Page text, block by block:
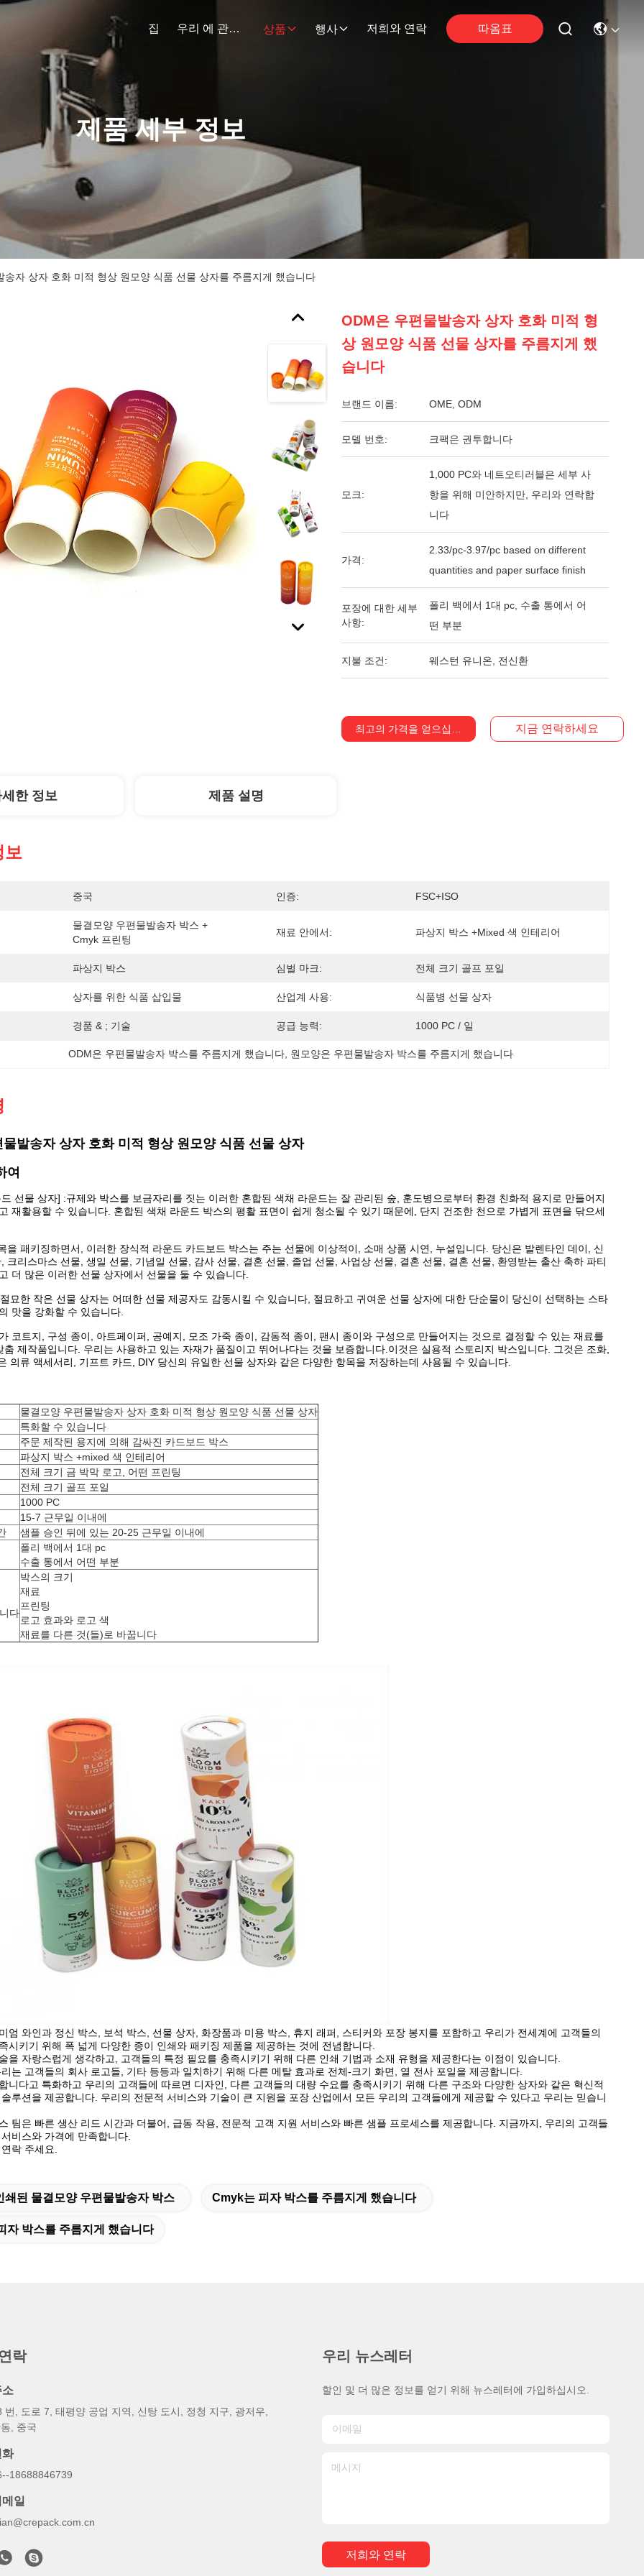
집 우리 에 관한 것 상품 행사 저희와 연락 따옴표
제품 세부 정보
송자 상자 호화 미적 형상 원모양 식품 선물 상자를 주름지게 했습니다
ODM은 우편물발송자 상자 호화 미적 형
상 원모양 식품 선물 상자를 주름지게 했
습니다
브랜드 이름: OME, ODM
모델 번호: 크팩은 권투합니다
모크:
1,000 PC와 네트오티러블은 세부 사
항을 위해 미안하지만, 우리와 연락합
니다
가격:
2.33/pc-3.97/pc based on different
quantities and paper surface finish
포장에 대한 세부
사항:
폴리 백에서 1대 pc, 수출 통에서 어
떤 부분
지불 조건: 웨스턴 유니온, 전신환
최고의 가격을 얻으십시오 지금 연락하세요
세한 정보 제품 설명
보
중국 인증: FSC+ISO
물결모양 우편물발송자 박스 +
Cmyk 프린팅
재료 안에서: 파상지 박스 +mixed 색 인테리어
파상지 박스 심벌 마크: 전체 크기 골프 포일
상자를 위한 식품 삽입물 산업계 사용: 식품병 선물 상자
경품 & ; 기술 공급 능력: 1000 PC / 일
ODM은 우편물발송자 박스를 주름지게 했습니다 원모양은 우편물발송자 박스를 주름지게 했습니다
발송자 상자 호화 미적 형상 원모양 식품 선물 상자
여
선물 상자] :규제와 박스를 보금자리를 짓는 이러한 혼합된 색채 라운드는 잘 관리된 숲, 훈도병으로부터 환경 친화적 용지로 만들어지
재활용할 수 있습니다. 혼합된 색채 라운드 박스의 평활 표면이 쉽게 청소될 수 있기 때문에, 단지 건조한 천으로 가볍게 표면을 닦으세
을 패키징하면서, 이러한 장식적 라운드 카드보드 박스는 주는 선물에 이상적이, 소매 상품 시연, 누설입니다. 당신은 발렌타인 데이, 신
크리스마스 선물, 생일 선물, 기념일 선물, 감사 선물, 결혼 선물, 졸업 선물, 사업상 선물, 결혼 선물, 결혼 선물, 환영받는 출산 축하 파티
더 많은 이러한 선물 상자에서 선물을 둘 수 있습니다.
묘한 작은 선물 상자는 어떠한 선물 제공자도 감동시킬 수 있습니다, 절묘하고 귀여운 선물 상자에 대한 단순물이 당신이 선택하는 스타
맛을 강화할 수 있습니다.
코트지, 구성 종이, 아트페이퍼, 공예지, 모조 가죽 종이, 감동적 종이, 팬시 종이와 구성으로 만들어지는 것으로 결정할 수 있는 재료를
춤 제작품입니다. 우리는 사용하고 있는 자재가 품질이고 뛰어나다는 것을 보증합니다.이것은 실용적 스토리지 박스입니다. 그것은 조화,
의류 액세서리, 기프트 카드, DIY 당신의 유일한 선물 상자와 같은 다양한 항목을 저장하는데 사용될 수 있습니다.
물결모양 우편물발송자 상자 호화 미적 형상 원모양 식품 선물 상자
특화할 수 있습니다
주문 제작된 용지에 의해 감싸진 카드보드 박스
파상지 박스 +mixed 색 인테리어
전체 크기 금 박막 로고, 어떤 프린팅
전체 크기 골프 포일
1000 PC
15-7 근무일 이내에
샘플 승인 뒤에 있는 20-25 근무일 이내에
폴리 백에서 1대 pc
수출 통에서 어떤 부분
다
박스의 크기
재료
프린팅
로고 효과와 로고 색
재료를 다른 것(들)로 바꿉니다
엄 와인과 정신 박스, 보석 박스, 선물 상자, 화장품과 미용 박스, 휴지 래퍼, 스티커와 포장 봉지를 포함하고 우리가 전세계에 고객들의
시키기 위해 폭 넓게 다양한 종이 인쇄와 패키징 제품을 제공하는 것에 전념합니다.
을 자랑스럽게 생각하고, 고객들의 특정 필요를 충족시키기 위해 다른 인쇄 기법과 소재 유형을 제공한다는 이점이 있습니다.
는 고객들의 회사 로고들, 기타 등등과 일치하기 위해 다른 메탈 효과로 전체-크기 화면, 열 전사 포일을 제공합니다.
니다고 특화하고 우리의 고객들에 따르면 디자인, 다른 고객들의 대량 수요를 충족시키기 위해 다른 구조와 다양한 상자와 같은 혁신적
루션을 제공합니다. 우리의 전문적 서비스와 기술이 큰 지원을 포장 산업에서 모든 우리의 고객들에게 제공할 수 있다고 우리는 믿습니
팀은 빠른 생산 리드 시간과 더불어, 급동 작용, 전문적 고객 지원 서비스와 빠른 샘플 프로세스를 제공합니다. 지금까지, 우리의 고객들
비스와 가격에 만족합니다.
락 주세요.
쇄된 물결모양 우편물발송자 박스 Cmyk는 피자 박스를 주름지게 했습니다
자 박스를 주름지게 했습니다
락
소
번, 도로 7, 태평양 공업 지역, 신탕 도시, 정청 지구, 광저우,
, 중국
화
18688846739
일
우리 뉴스레터
할인 및 더 많은 정보를 얻기 위해 뉴스레터에 가입하십시오.
저희와 연락